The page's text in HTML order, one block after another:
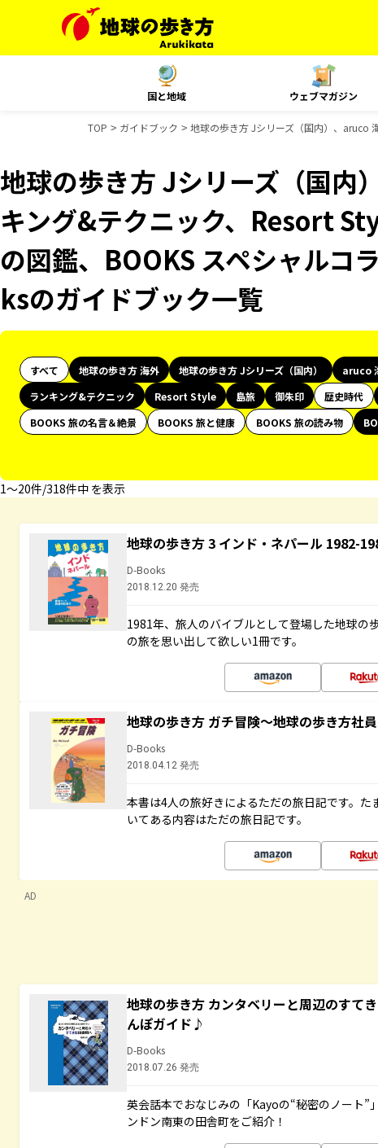
国と地域 ウェブマガジン
TOP ガイドブック 地球の歩き方 Jシリーズ（国内）、aruco
地球の歩き方 Jシリーズ（国内
キング&テクニック、Resort
の図鑑、BOOKS スペシャルコ
ksのガイドブック一覧
すべて 地球の歩き方 海外 地球の歩き方 Jシリーズ（国内） aruco
ランキング&テクニック
Resort Style 島旅 御朱印 歴史時代
BOOKS 旅の名言＆絶景
BOOKS 旅と健康 BOOKS 旅の読み物
1〜20件/318件中 を表示
地球の歩き方 3 インド・ネパール 1982-
D-Books
2018.12.20 発売
1981年、旅人のバイブルとして登場した地球
の旅を思い出して欲しい1冊です。
地球の歩き方 ガチ冒険～地球の歩き方社
D-Books
2018.04.12 発売
本書は4人の旅好きによるただの旅日記です。
いてある内容はただの旅日記です。
AD
地球の歩き方 カンタベリーと周辺のすて
んぽガイド♪
D-Books
2018.07.26 発売
英会話本でおなじみの「Kayoの“秘密のノート”
ンドン南東の田舎町をご紹介！